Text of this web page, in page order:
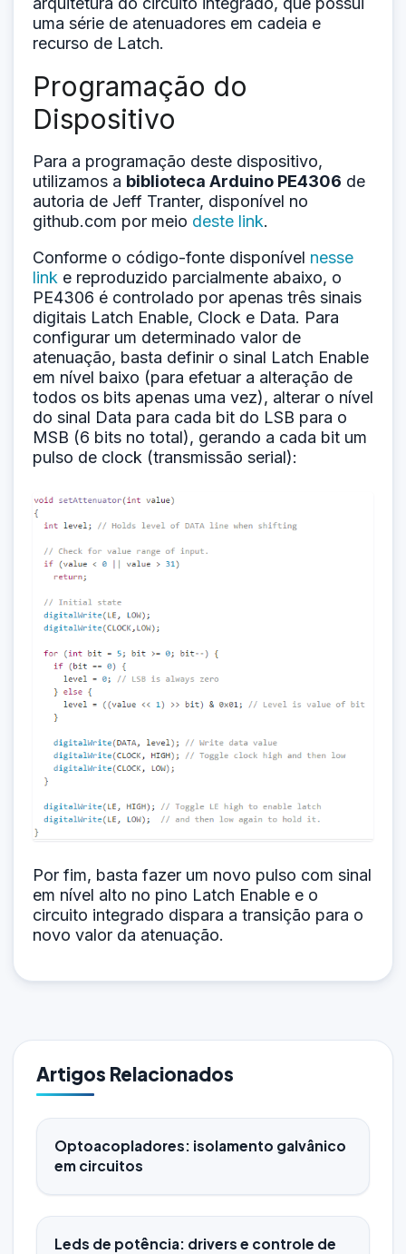
uma série de atenuadores em cadeia e
recurso de Latch.
Programação do
Dispositivo
Para a programação deste dispositivo,
utilizamos a biblioteca Arduino PE4306 de
autoria de Jeff Tranter, disponível no
github.com por meio deste link.
Conforme o código-fonte disponível nesse
link e reproduzido parcialmente abaixo, o
PE4306 é controlado por apenas três sinais
digitais Latch Enable, Clock e Data. Para
configurar um determinado valor de
atenuação, basta definir o sinal Latch Enable
em nível baixo (para efetuar a alteração de
todos os bits apenas uma vez), alterar o nível
do sinal Data para cada bit do LSB para o
MSB (6 bits no total), gerando a cada bit um
pulso de clock (transmissão serial):
Por fim, basta fazer um novo pulso com sinal
em nível alto no pino Latch Enable e o
circuito integrado dispara a transição para o
novo valor da atenuação.
Artigos Relacionados
Optoacopladores: isolamento galvânico
em circuitos
Leds de potência: drivers e controle de